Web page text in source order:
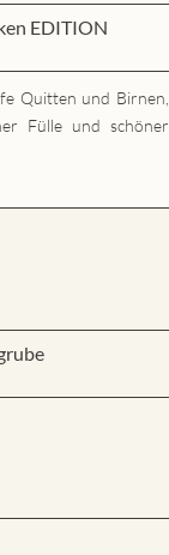
EDITION
Quitten und Birnen,
Fülle und schöner